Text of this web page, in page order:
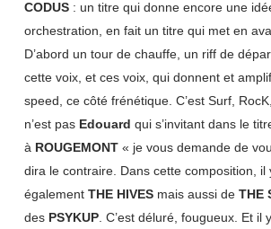
CODUS: un titre qui donne encore une
orchestration, en fait un titre qui met en
D’abord un tour de chauffe, un riff de
cette voix, et ces voix, qui donnent et
speed, ce côté frénétique. C’est Surf,
n’est pas Edouard qui s’invitant dans le
à ROUGEMONT« je vous demande de
dira le contraire. Dans cette composition, il
également THE HIVESmais aussi de THE
desPSYKUP. C’est déluré, fougueux. Et il